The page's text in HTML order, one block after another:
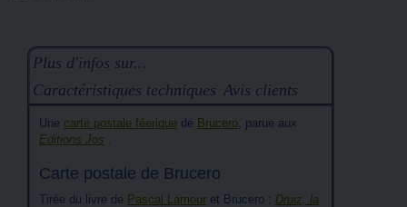
Plus d'infos sur...
Caractéristiques techniques Avis clients
Une carte postale féerique de Brucero, parue aux
Editions Jos .
Carte postale de Brucero
Tirée du livre de Pascal Lamour et Brucero : Druiz, la